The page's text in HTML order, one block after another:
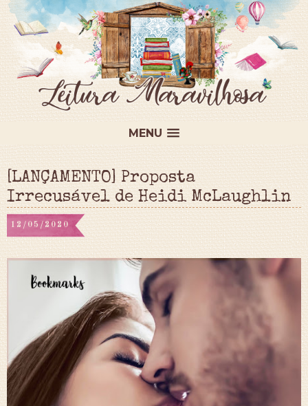
MENU
[LANÇAMENTO] Proposta
Irrecusável de Heidi McLaughlin
12/05/2020